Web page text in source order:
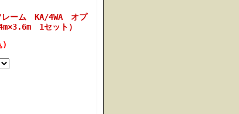
レーム KA/4WA オプ
1セット）
)